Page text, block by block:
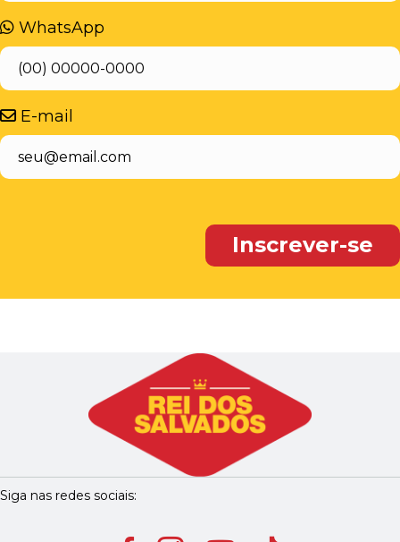
WhatsApp
E-mail
Siga nas redes sociais: